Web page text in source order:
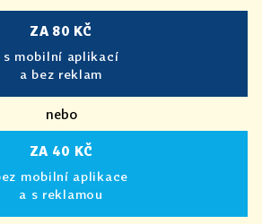
ZA 80 KČ
s mobilní aplikací
a bez reklam
nebo
ZA 40 KČ
mobilní aplikace
a s reklamou